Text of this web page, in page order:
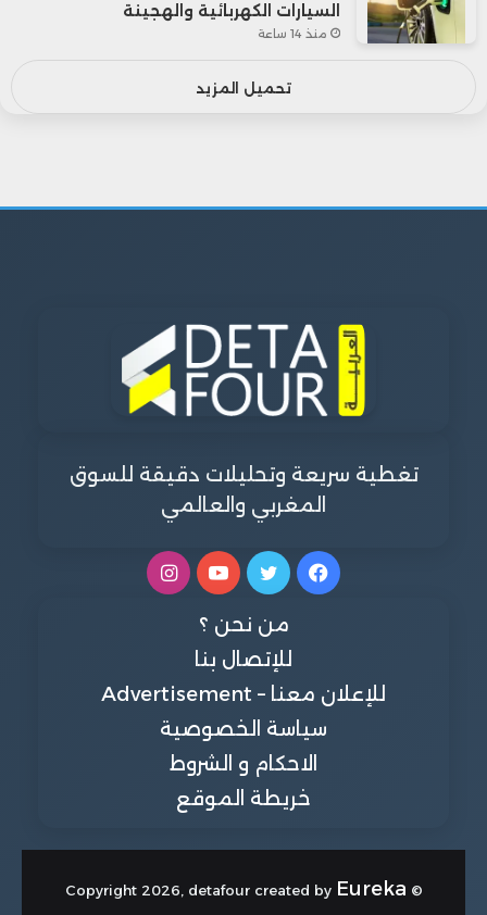
السيارات الكهربائية والهجينة
منذ 14 ساعة
تحميل المزيد
تغطية سريعة وتحليلات دقيقة للسوق
المغربي والعالمي
فيسبوكتويتر يوتيوبانستقرام
من نحن ؟
للإتصال بنا
للإعلان معنا – Advertisement
سياسة الخصوصية
الاحكام و الشروط
خريطة الموقع
© Copyright 2026, detafour created by
Eureka